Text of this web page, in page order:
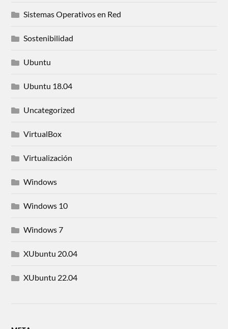
Sistemas Operativos en Red
Sostenibilidad
Ubuntu
Ubuntu 18.04
Uncategorized
VirtualBox
Virtualización
Windows
Windows 10
Windows 7
XUbuntu 20.04
XUbuntu 22.04